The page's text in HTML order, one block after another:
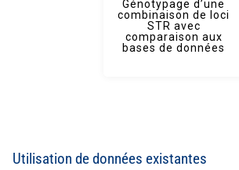
Génotypage d’une
combinaison de loci
STR avec
comparaison aux
bases de données
Utilisation de données existantes